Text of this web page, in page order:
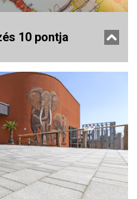
10 pontja
és lépésről lépésre haladni a
házépítés előtti tervezgetés és
izgalmas, és
mire figyelj!